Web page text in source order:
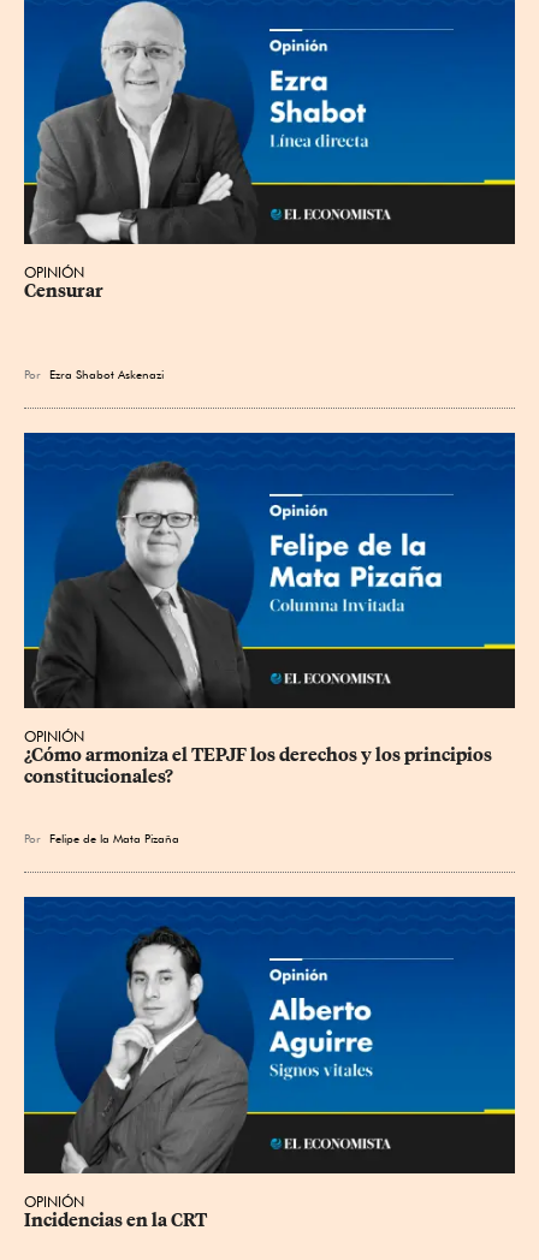
OPINIÓN
Censurar
Por Ezra Shabot Askenazi
OPINIÓN
¿Cómo armoniza el TEPJF los derechos y los principios
constitucionales?
Por Felipe de la Mata Pizaña
OPINIÓN
Incidencias en la CRT